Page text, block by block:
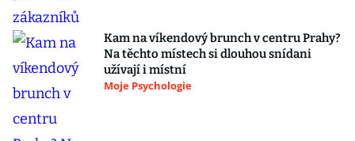
Kam na víkendový brunch v centru Prahy?
Na těchto místech si dlouhou snídani
užívají i místní
Moje Psychologie